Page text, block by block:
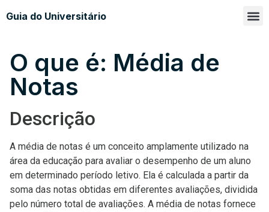
Guia do Universitário
O que é: Média de
Notas
Descrição
A média de notas é um conceito amplamente utilizado na
área da educação para avaliar o desempenho de um aluno
em determinado período letivo. Ela é calculada a partir da
soma das notas obtidas em diferentes avaliações, dividida
pelo número total de avaliações. A média de notas fornece